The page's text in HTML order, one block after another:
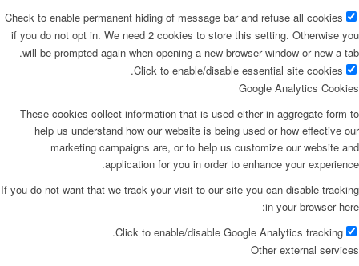
Check to enable permanent hiding of message bar and refuse all cookies
if you do not opt in. We need 2 cookies to store this setting. Otherwise you
will be prompted again when opening a new browser window or new a tab.
Click to enable/disable essential site cookies.
Google Analytics Cookies
These cookies collect information that is used either in aggregate form to
help us understand how our website is being used or how effective our
marketing campaigns are, or to help us customize our website and
application for you in order to enhance your experience.
If you do not want that we track your visit to our site you can disable tracking
in your browser here:
Click to enable/disable Google Analytics tracking.
Other external services